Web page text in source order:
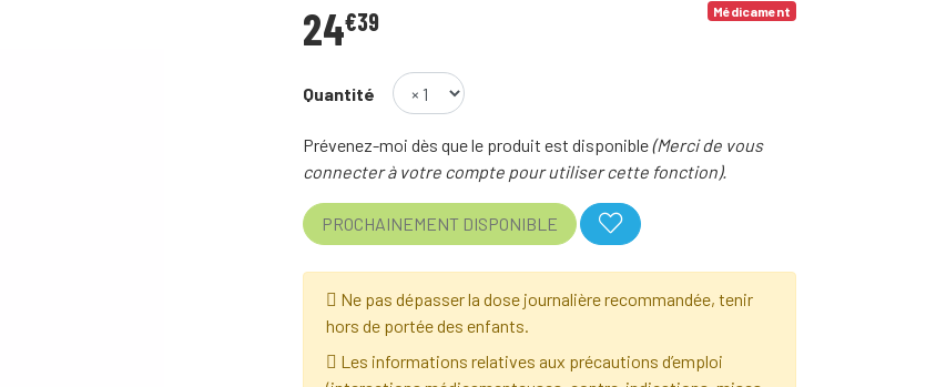
Médicament
24€39
Quantité
Prévenez-moi dès que le produit est disponible(Merci de vous
connecter à votre compte pour utiliser cette fonction).
PROCHAINEMENT DISPONIBLE
Ne pas dépasser la dose journalière recommandée, tenir
hors de portée des enfants.
Les informations relatives aux précautions d’emploi